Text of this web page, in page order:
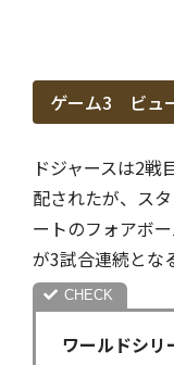
ゲーム3 ビュ
ドジャースは2戦
配されたが、ス
ートのフォアボ
が3試合連続とな
ワールドシリ